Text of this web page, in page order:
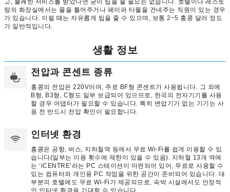
고, 불쾌한 서비스를 받았다면 굳이 팁을 줄 필요는 없습니다. 호텔이나 레스토
랑의 화장실에서는 물을 틀어주거나 페이퍼 타월을 건네주는 직원이 있는 경우
가 있습니다. 이럴 때는 자유롭게 팁을 줄 수 있으며, 보통 2~5 홍콩 달러 정도
가 일반적입니다.
생활 정보
전압과 콘센트 종류
홍콩의 전압은 220V이며, 주로 BF형 콘센트가 사용됩니다. 그 외에
B형, B3형, C형도 일부 보급되어 있으므로, 한국의 전자기기를 사용
할 경우 어댑터가 필요할 수 있습니다. 특히 변압기가 없는 기기는 사
용 전 반드시 전압 확인이 필요합니다.
인터넷 환경
홍콩은 공항, 버스, 지하철역 등에서 무료 Wi-Fi를 쉽게 이용할 수 있
습니다(일부는 이용 횟수에 제한이 있을 수 있음). 지하철 13개 역에
는 ‘iCENTRE’라는 PC 스테이션이 마련되어 있어, 무료로 사용할 수
있는 컴퓨터와 개인용 PC 작업을 위한 공간이 준비되어 있습니다. 대
부분의 호텔에도 무료 Wi-Fi가 제공되므로, 숙박 시설에서도 안정적
인 인터넷 환경을 기대할 수 있습니다.